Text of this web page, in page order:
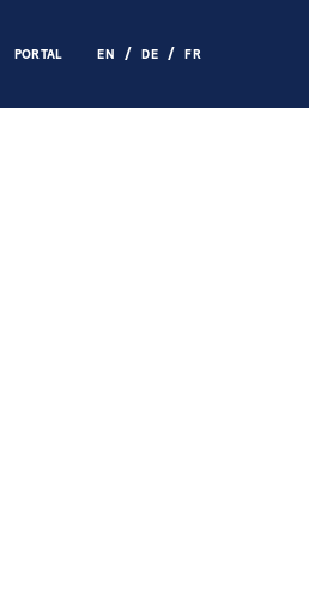
PORTAL EN DE FR